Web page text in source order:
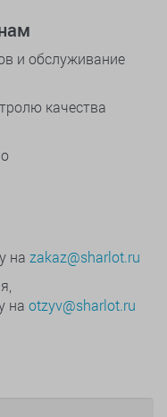
и обслуживание
качества
на zakaz@sharlot.ru
на otzyv@sharlot.ru